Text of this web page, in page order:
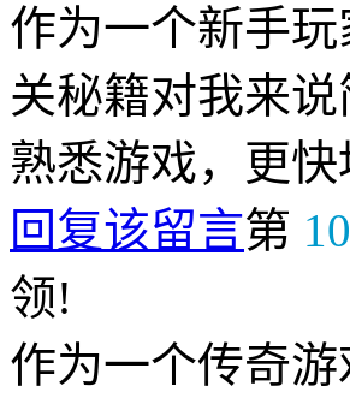
作为一个新手
关秘籍对我来
熟悉游戏，更
回复该留言第 10
领!
作为一个传奇